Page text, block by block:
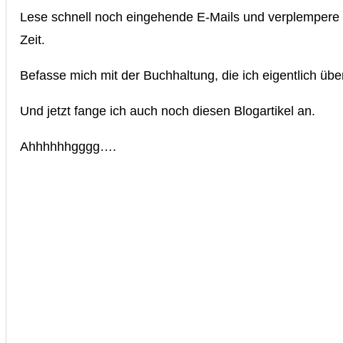
Lese schnell noch eingehende E-Mails und
Zeit.
Befasse mich mit der Buchhaltung, die ich eigentlich
Und jetzt fange ich auch noch diesen Blogartikel an.
Ahhhhhhgggg….